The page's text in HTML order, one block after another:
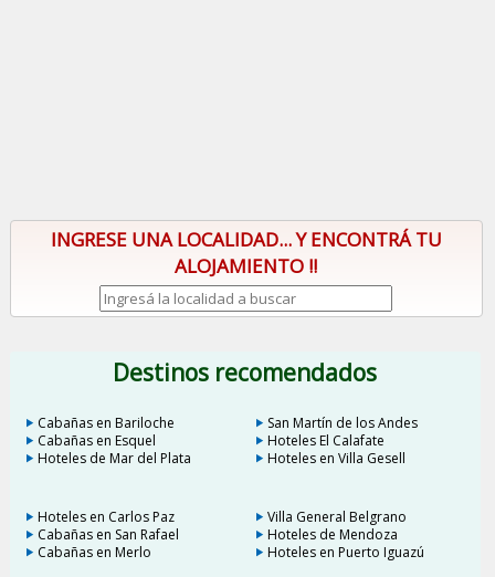
INGRESE UNA LOCALIDAD... Y ENCONTRÁ TU
ALOJAMIENTO !!
Destinos recomendados
Cabañas en Bariloche
San Martín de los Andes
Cabañas en Esquel
Hoteles El Calafate
Hoteles de Mar del Plata
Hoteles en Villa Gesell
Hoteles en Carlos Paz
Villa General Belgrano
Cabañas en San Rafael
Hoteles de Mendoza
Cabañas en Merlo
Hoteles en Puerto Iguazú